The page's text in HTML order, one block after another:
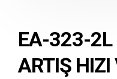
EA-323-2L
ARTIŞ HIZI